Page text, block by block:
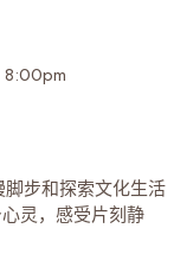
8:00pm
步和探索文化生活
灵，感受片刻静